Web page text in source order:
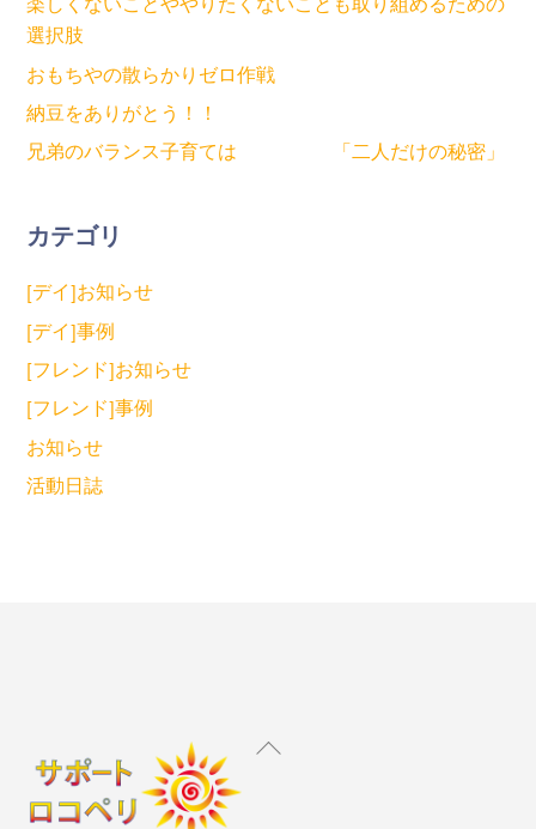
選択肢
おもちやの散らかりゼロ作戦
納豆をありがとう！！
兄弟のバランス子育ては 「二人だけの秘密」
カテゴリ
[デイ]お知らせ
[デイ]事例
[フレンド]お知らせ
[フレンド]事例
お知らせ
活動日誌
Back